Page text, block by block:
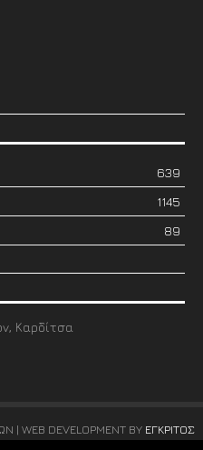
639
1145
89
Καρδίτσα
WEB DEVELOPMENT BY ΕΓΚΡΙΤΟΣ